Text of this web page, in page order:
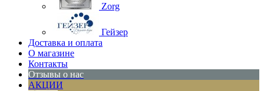
Zorg
Гейзер
Доставка и оплата
О магазине
Контакты
Отзывы о нас
АКЦИИ